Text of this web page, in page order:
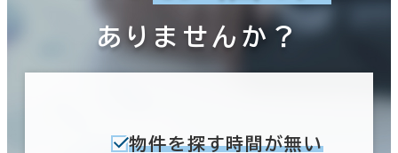
ありませんか？
物件を探す時間が無い